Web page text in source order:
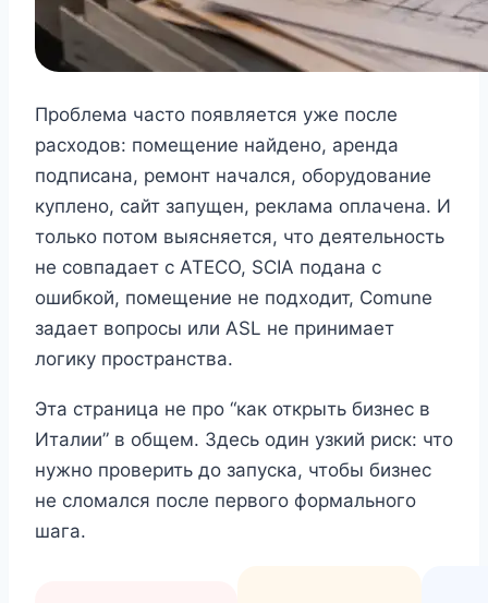
Проблема часто появляется уже после
расходов: помещение найдено, аренда
подписана, ремонт начался, оборудование
куплено, сайт запущен, реклама оплачена. И
только потом выясняется, что деятельность
не совпадает с ATECO, SCIA подана с
ошибкой, помещение не подходит, Comune
задает вопросы или ASL не принимает
логику пространства.
Эта страница не про “как открыть бизнес в
Италии” в общем. Здесь один узкий риск: что
нужно проверить до запуска, чтобы бизнес
не сломался после первого формального
шага.